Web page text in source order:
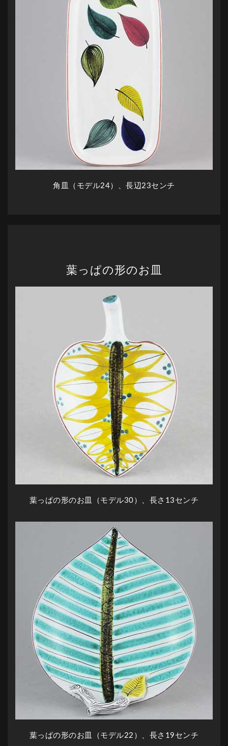
角皿（モデル24）、長辺23センチ
葉っぱの形のお皿
葉っぱの形のお皿（モデル30）、長さ13センチ
葉っぱの形のお皿（モデル22）、長さ19センチ